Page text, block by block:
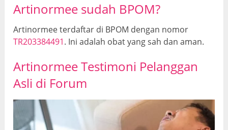
Artinormee sudah BPOM?
Artinormee terdaftar di BPOM dengan nomor
TR203384491. Ini adalah obat yang sah dan aman.
Artinormee Testimoni Pelanggan
Asli di Forum